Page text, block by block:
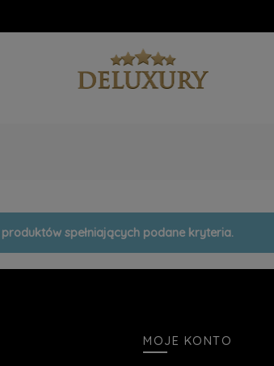
produktów spełniających podane kryteria.
MOJE KONTO